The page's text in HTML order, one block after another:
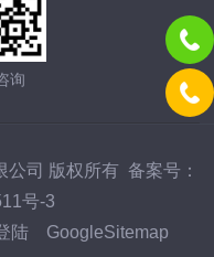
询
司 版权所有 备案号：
号-3
陆 GoogleSitemap